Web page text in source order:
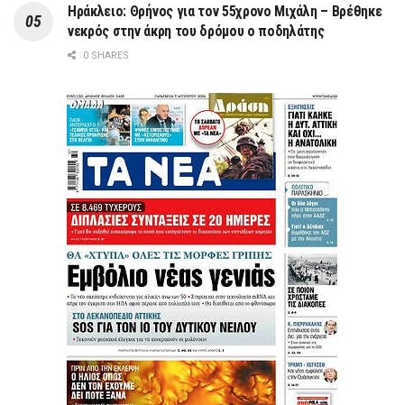
Ηράκλειο: Θρήνος για τον 55χρονο Μιχάλη – Βρέθηκε
νεκρός στην άκρη του δρόμου ο ποδηλάτης
0 SHARES